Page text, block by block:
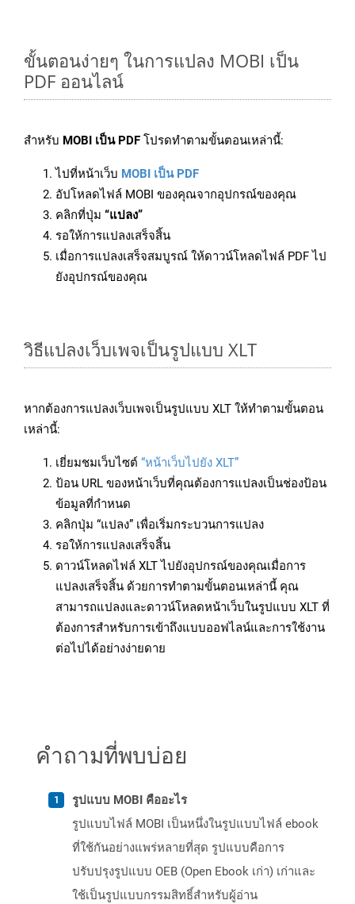
ขั้นตอนง่ายๆ ในการแปลง MOBI เป็น
PDF ออนไลน์
สำหรับ MOBI เป็น PDF โปรดทำตามขั้นตอนเหล่านี้:
ไปที่หน้าเว็บ MOBI เป็น PDF
อัปโหลดไฟล์ MOBI ของคุณจากอุปกรณ์ของคุณ
คลิกที่ปุ่ม “แปลง”
รอให้การแปลงเสร็จสิ้น
เมื่อการแปลงเสร็จสมบูรณ์ ให้ดาวน์โหลดไฟล์ PDF ไป
ยังอุปกรณ์ของคุณ
วิธีแปลงเว็บเพจเป็นรูปแบบ XLT
หากต้องการแปลงเว็บเพจเป็นรูปแบบ XLT ให้ทำตามขั้นตอน
เหล่านี้:
เยี่ยมชมเว็บไซต์ “หน้าเว็บไปยัง XLT”
ป้อน URL ของหน้าเว็บที่คุณต้องการแปลงเป็นช่องป้อน
ข้อมูลที่กำหนด
คลิกปุ่ม “แปลง” เพื่อเริ่มกระบวนการแปลง
รอให้การแปลงเสร็จสิ้น
ดาวน์โหลดไฟล์ XLT ไปยังอุปกรณ์ของคุณเมื่อการ
แปลงเสร็จสิ้น ด้วยการทำตามขั้นตอนเหล่านี้ คุณ
สามารถแปลงและดาวน์โหลดหน้าเว็บในรูปแบบ XLT ที่
ต้องการสำหรับการเข้าถึงแบบออฟไลน์และการใช้งาน
ต่อไปได้อย่างง่ายดาย
คำถามที่พบบ่อย
รูปแบบ MOBI คืออะไร
รูปแบบไฟล์ MOBI เป็นหนึ่งในรูปแบบไฟล์ ebook
ที่ใช้กันอย่างแพร่หลายที่สุด รูปแบบคือการ
ปรับปรุงรูปแบบ OEB (Open Ebook เก่า) เก่าและ
ใช้เป็นรูปแบบกรรมสิทธิ์สำหรับผู้อ่าน